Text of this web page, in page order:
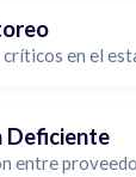
en el
Deficiente
entre